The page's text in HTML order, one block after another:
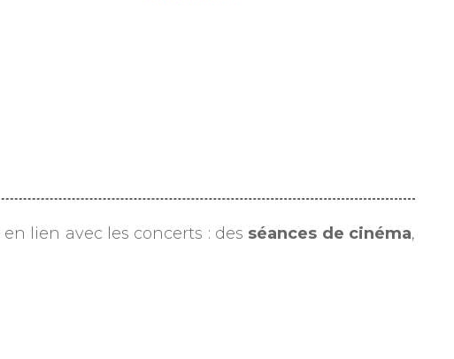
en lien avec les concerts : des séances de cinéma,